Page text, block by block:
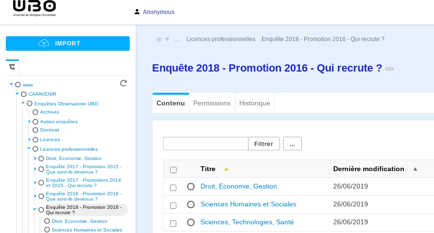
Anonymous
www
CAPAVENIR
Enquêtes Observatoire UBO
Archives
Autres enquêtes
Doctorat
Licences
Licences professionnelles
Droit, Economie, Gestion
Enquête 2017 - Promotion 2015 -
Que sont-ils devenus ?
Enquête 2017 - Promotions 2014
et 2015 - Qui recrute ?
Enquête 2018 - Promotion 2016 -
Que sont-ils devenus ?
Enquête 2018 - Promotion 2016 -
Qui recrute ?
Droit, Economie, Gestion
Sciences Humaines et Sociales
… Licences professionnelles Enquête 2018 - Promotion 2016 - Qui recrute ?
Enquête 2018 - Promotion 2016 - Qui recrute ?
Contenu Permissions Historique
...
Titre Dernière modification
Droit, Economie, Gestion 26/06/2019
Sciences Humaines et Sociales 26/06/2019
Sciences, Technologies, Santé 26/06/2019